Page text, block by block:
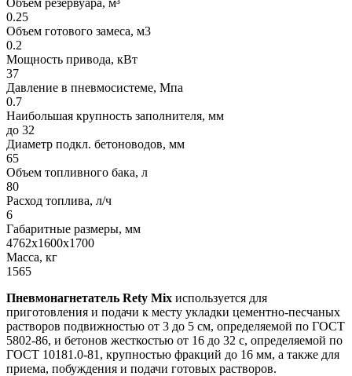
0.25
Объем готового замеса, м3
0.2
Мощность привода, кВт
37
Давление в пневмосистеме, Мпа
0.7
Наибольшая крупность заполнителя, мм
до 32
Диаметр подкл. бетоноводов, мм
65
Объем топливного бака, л
80
Расход топлива, л/ч
6
Габаритные размеры, мм
4762х1600х1700
Масса, кг
1565
Пневмонагнетатель Rety Mix используется для
приготовления и подачи к месту укладки цементно-песчаных
растворов подвижностью от 3 до 5 см, определяемой по ГОСТ
5802-86, и бетонов жесткостью от 16 до 32 с, определяемой по
ГОСТ 10181.0-81, крупностью фракций до 16 мм, а также для
приема, побуждения и подачи готовых растворов.